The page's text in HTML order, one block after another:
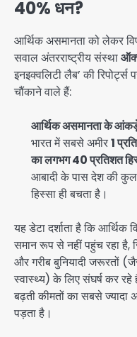
40% धन?
आर्थिक असमानता को लेकर
सवाल अंतरराष्ट्रीय संस्था
इनइक्वलिटी लैब’ की
चौंकाने वाले हैं:
आर्थिक असमानता के
भारत में सबसे अमीर1
का लगभग 40 प्रतिशत
आबादी के पास देश की कुल
हिस्सा ही बचता है।
यह डेटा दर्शाता है कि आर्थिक
समान रूप से नहीं पहुंच रहा है,
और गरीब बुनियादी जरूरतों
स्वास्थ्य) के लिए संघर्ष कर
बढ़ती कीमतों का सबसे
पड़ता है।